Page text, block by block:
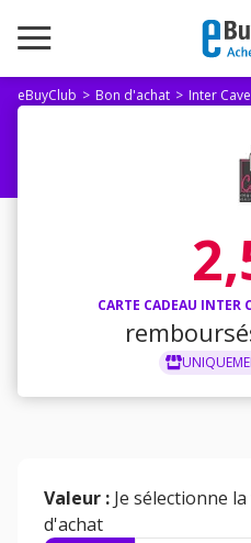
eBuyClub Bon d'achat Inter
CARTE CADEAU INTER
Valeur : Je sélectionne
d'achat